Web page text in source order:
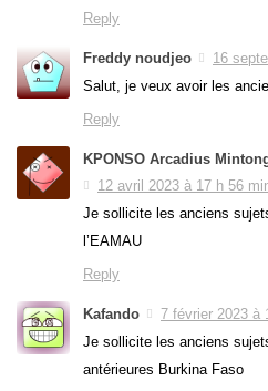
Reply
Freddy noudjeo
16
Salut, je veux avoir les
Reply
KPONSO Arcadius
12 avril 2023 à 17 h 56
Je sollicite les anciens
l’EAMAU
Reply
Kafando
7 février 2023 à
Je sollicite les anciens
antérieures Burkina Faso